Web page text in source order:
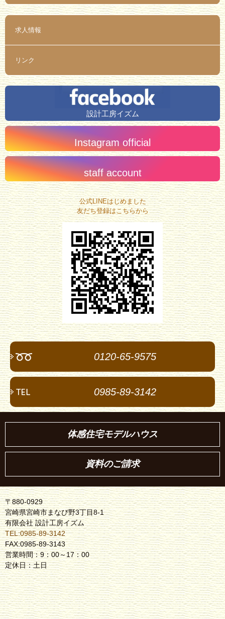
求人情報
リンク
設計工房イズム
Instagram official
staff account
公式LINEはじめました
友だち登録はこちらから
0120-65-9575
0985-89-3142
体感住宅モデルハウス
資料のご請求
〒880-0929
宮崎県宮崎市まなび野3丁目8-1
有限会社 設計工房イズム
TEL:0985-89-3142
FAX:0985-89-3143
営業時間：9：00～17：00
定休日：土日